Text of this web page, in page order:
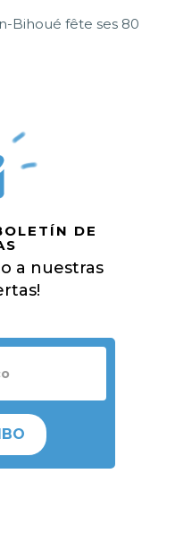
Bihoué fête ses 80
DE
a nuestras